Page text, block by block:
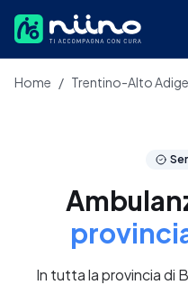
Home / Trentino-Alto Adige
In tutta la provincia di